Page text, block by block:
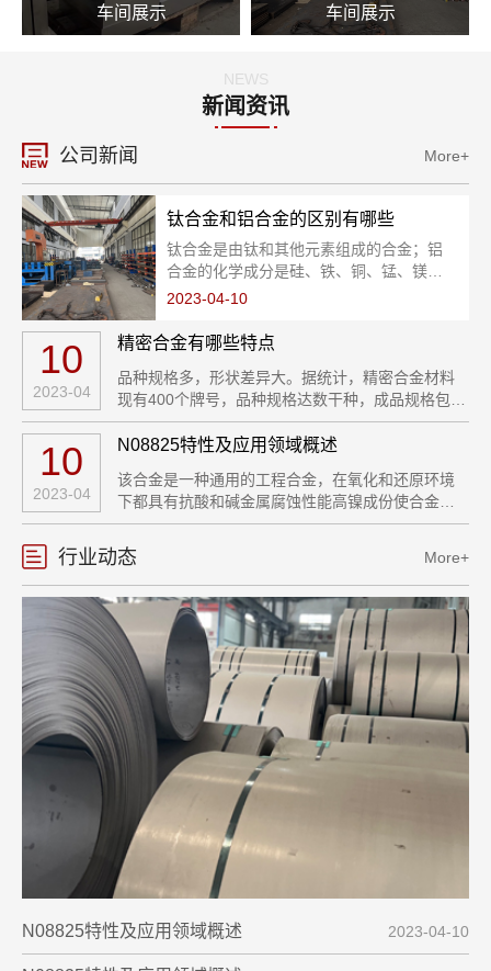
车间展示 车间展示
NEWS
新闻资讯
公司新闻 More+
钛合金和铝合金的区别有哪些
钛合金是由钛和其他元素组成的合金；铝
合金的化学成分是硅、铁、铜、锰、镁、
锌、铬、钛和铝，其中铝占主要部分。铝
元素的合金，是轻金属材料之一。 钛合
成的合金。
2023-04-10
10
2023-04
精密合金有哪些特点
品种规格多，形状差异大。据统计，精密合金材料
现有400个牌号，品种规格达数干种，成品规格包括
带、板、棒、丝、管、块状、粉末、薄膜等，可以
生产直径十0.003mm超细丝，厚度0.002mm超薄
超细粉
10
2023-04
N08825特性及应用领域概述
该合金是一种通用的工程合金，在氧化和还原环境
下都具有抗酸和碱金属腐蚀性能高镍成份使合金具
有有效的抗应力腐蚀开裂性。在各种介质中的耐腐
蚀性都很好，如硫酸、磷酸、硝酸和有机酸，碱金
属如氢氧化钠、氢氧化钾和盐酸溶液。
行业动态 More+
2023-04-10
N08825特性及应用领域概述